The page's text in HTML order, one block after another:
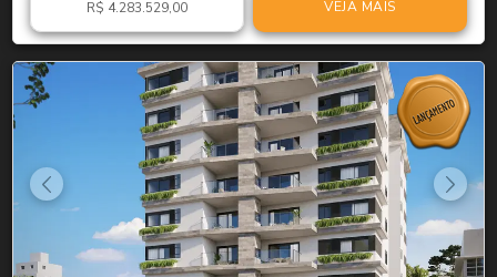
R$ 4.283.529,00 VEJA MAIS